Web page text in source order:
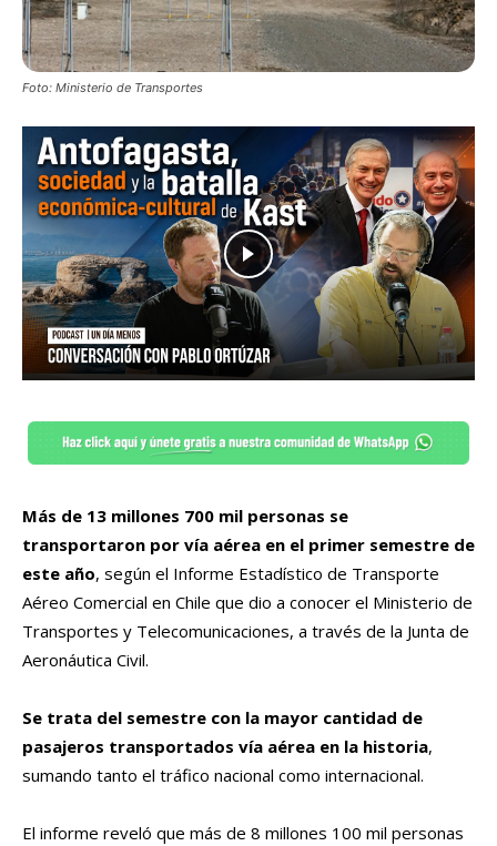
Foto: Ministerio de Transportes
Más de 13 millones 700 mil personas se
transportaron por vía aérea en el primer semestre de
este año, según el Informe Estadístico de Transporte
Aéreo Comercial en Chile que dio a conocer el Ministerio de
Transportes y Telecomunicaciones, a través de la Junta de
Aeronáutica Civil.
Se trata del semestre con la mayor cantidad de
pasajeros transportados vía aérea en la historia,
sumando tanto el tráfico nacional como internacional.
El informe reveló que más de 8 millones 100 mil personas